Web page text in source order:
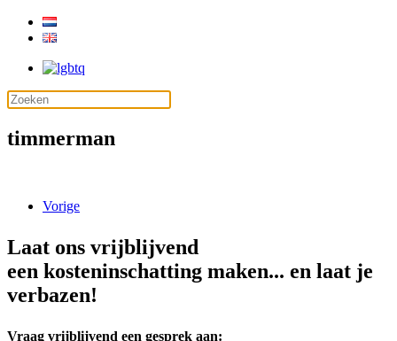
timmerman
Vorige
Laat ons vrijblijvend
een kosteninschatting maken... en laat je
verbazen!
Vraag vrijblijvend een gesprek aan: